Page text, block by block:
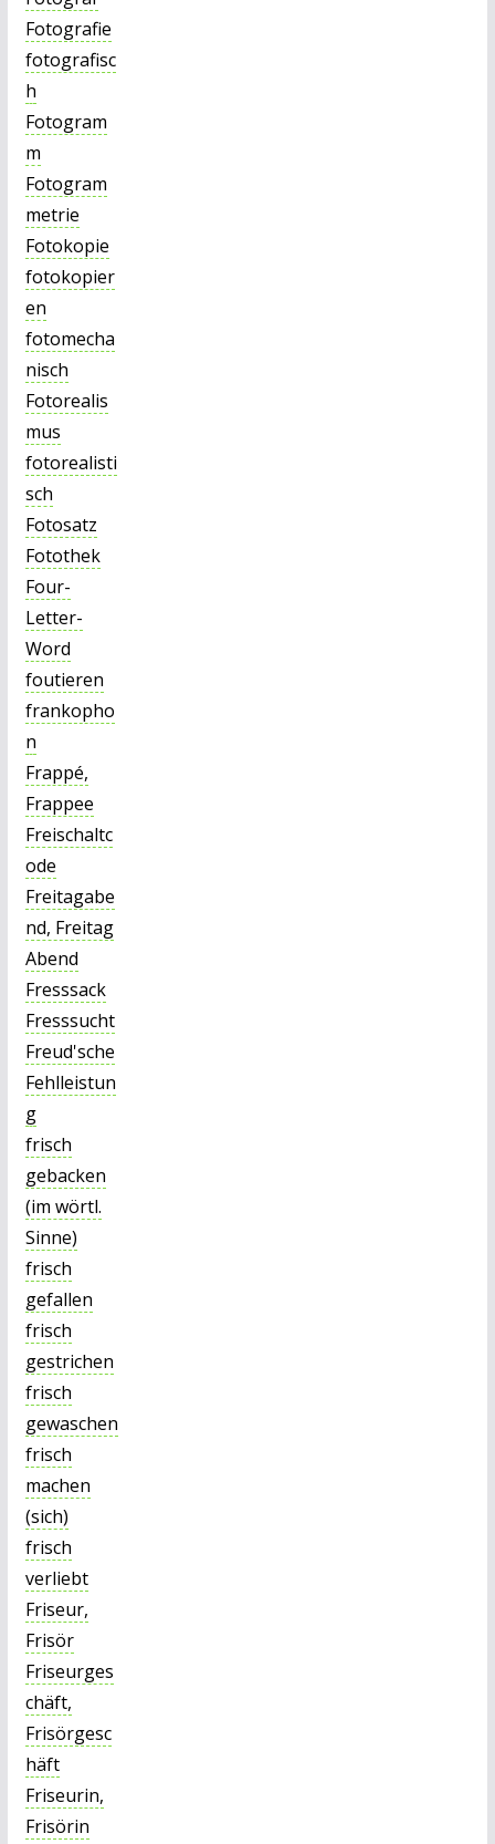
Fotografie
fotografisc
h
Fotogram
m
Fotogram
metrie
Fotokopie
fotokopier
en
fotomecha
nisch
Fotorealis
mus
fotorealisti
sch
Fotosatz
Fotothek
Four-
Letter-
Word
foutieren
frankopho
n
Frappé,
Frappee
Freischaltc
ode
Freitagabe
nd, Freitag
Abend
Fresssack
Fresssucht
Freud'sche
Fehlleistun
g
frisch
gebacken
(im wörtl.
Sinne)
frisch
gefallen
frisch
gestrichen
frisch
gewaschen
frisch
machen
(sich)
frisch
verliebt
Friseur,
Frisör
Friseurges
chäft,
Frisörgesc
häft
Friseurin,
Frisörin